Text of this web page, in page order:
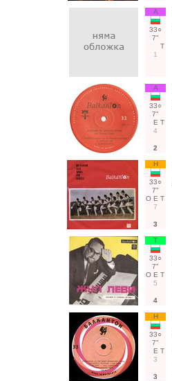
А
33○
7"
Т
1
А
33○
7"
Е Т
4
2
Н
33○
7"
О Е Т
7
3
Т
33○
7"
О Е Т
5
4
Н
33○
7"
Е Т
3
3